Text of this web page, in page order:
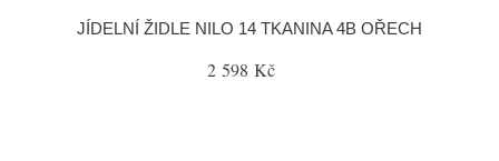
JÍDELNÍ ŽIDLE NILO 14 TKANINA 4B OŘECH
2 598 Kč